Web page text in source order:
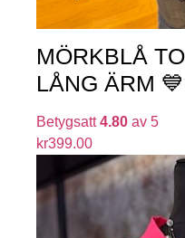
MÖRKBLÅ
LÅNG ÄRM
Betygsatt4.80 av 5
kr399.00